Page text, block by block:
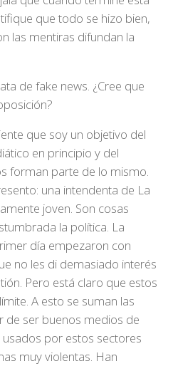
que todo se hizo bien,
las mentiras difundan la
de fake news. ¿Cree que
que soy un objetivo del
en principio y del
forman parte de lo mismo.
una intendenta de La
joven. Son cosas
la política. La
día empezaron con
no les di demasiado interés
Pero está claro que estos
A esto se suman las
de ser buenos medios de
por estos sectores
muy violentas. Han